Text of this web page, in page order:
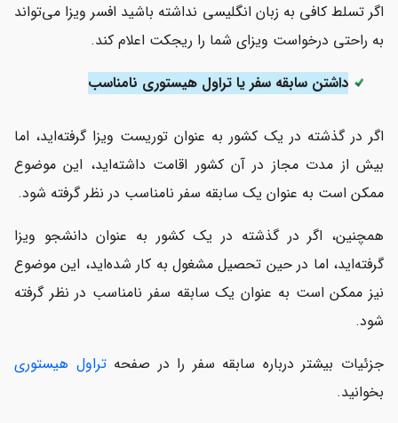
اگر تسلط کافی به زبان انگلیسی نداشته باشید افسر ویزا می‌تواند
به راحتی درخواست ویزای شما را ریجکت اعلام کند.
داشتن سابقه سفر یا تراول هیستوری نامناسب
اگر در گذشته در یک کشور به عنوان توریست ویزا گرفته‌اید، اما
بیش از مدت مجاز در آن کشور اقامت داشته‌اید، این موضوع
ممکن است به عنوان یک سابقه سفر نامناسب در نظر گرفته شود.
همچنین، اگر در گذشته در یک کشور به عنوان دانشجو ویزا
گرفته‌اید، اما در حین تحصیل مشغول به کار شده‌اید، این موضوع
نیز ممکن است به عنوان یک سابقه سفر نامناسب در نظر گرفته
شود.
جزئیات بیشتر درباره سابقه سفر را در صفحهتراول هیستوری
بخوانید.